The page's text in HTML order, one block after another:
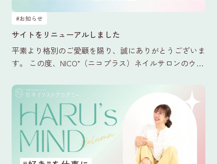
#お知らせ
サイトをリニューアルしました
平素より格別のご愛顧を賜り、誠にありがとうございま
す。 この度、NICO⁺（ニコプラス）ネイルサロンのウェ
のリ…